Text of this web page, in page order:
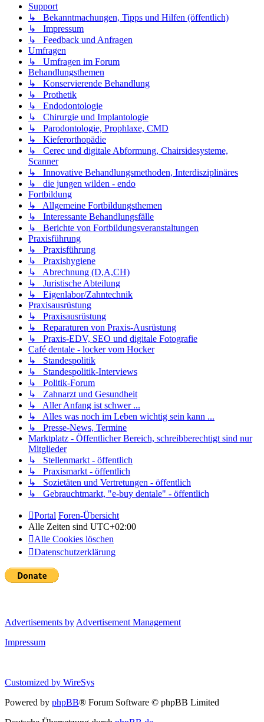
Support
↳ Bekanntmachungen, Tipps und Hilfen (öffentlich)
↳ Impressum
↳ Feedback und Anfragen
Umfragen
↳ Umfragen im Forum
Behandlungsthemen
↳ Konservierende Behandlung
↳ Prothetik
↳ Endodontologie
↳ Chirurgie und Implantologie
↳ Parodontologie, Prophlaxe, CMD
↳ Kieferorthopädie
↳ Cerec und digitale Abformung, Chairsidesysteme,
Scanner
↳ Innovative Behandlungsmethoden, Interdisziplinäres
↳ die jungen wilden - endo
Fortbildung
↳ Allgemeine Fortbildungsthemen
↳ Interessante Behandlungsfälle
↳ Berichte von Fortbildungsveranstaltungen
Praxisführung
↳ Praxisführung
↳ Praxishygiene
↳ Abrechnung (D,A,CH)
↳ Juristische Abteilung
↳ Eigenlabor/Zahntechnik
Praxisausrüstung
↳ Praxisausrüstung
↳ Reparaturen von Praxis-Ausrüstung
↳ Praxis-EDV, SEO und digitale Fotografie
Café dentale - locker vom Hocker
↳ Standespolitik
↳ Standespolitik-Interviews
↳ Politik-Forum
↳ Zahnarzt und Gesundheit
↳ Aller Anfang ist schwer ...
↳ Alles was noch im Leben wichtig sein kann ...
↳ Presse-News, Termine
Marktplatz - Öffentlicher Bereich, schreibberechtigt sind nur
Mitglieder
↳ Stellenmarkt - öffentlich
↳ Praxismarkt - öffentlich
↳ Sozietäten und Vertretungen - öffentlich
↳ Gebrauchtmarkt, "e-buy dentale" - öffentlich
Portal Foren-Übersicht
Alle Zeiten sind UTC+02:00
Alle Cookies löschen
Datenschutzerklärung
Advertisements by Advertisement Management
Impressum
Customized by WireSys
Powered by phpBB® Forum Software © phpBB Limited